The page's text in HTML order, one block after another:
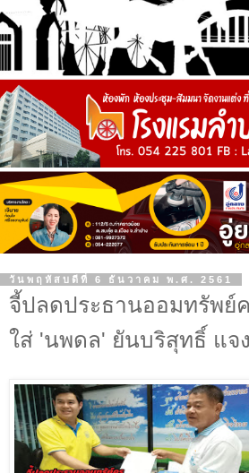
วันพฤหัสบดีที่ 6 ธันวาคม พ.ศ. 2561
จี้ปลดประธานออมทรัพย์
ใส่ 'นพดล' ยันบริสุทธิ์ แจ